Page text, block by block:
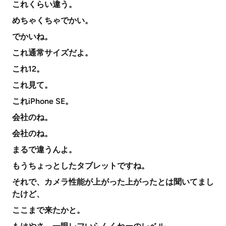
これくらい違う。
めちゃくちゃでかい。
でかいね。
これ通常サイズだよ。
これ12。
これ見て。
これiPhone SE。
会社のね。
会社のね。
まるで違うんよ。
もうちょっとしたタブレットですね。
それで、カメラ性能が上がった上がったとは聞いてまし
たけど、
ここまで来たかと。